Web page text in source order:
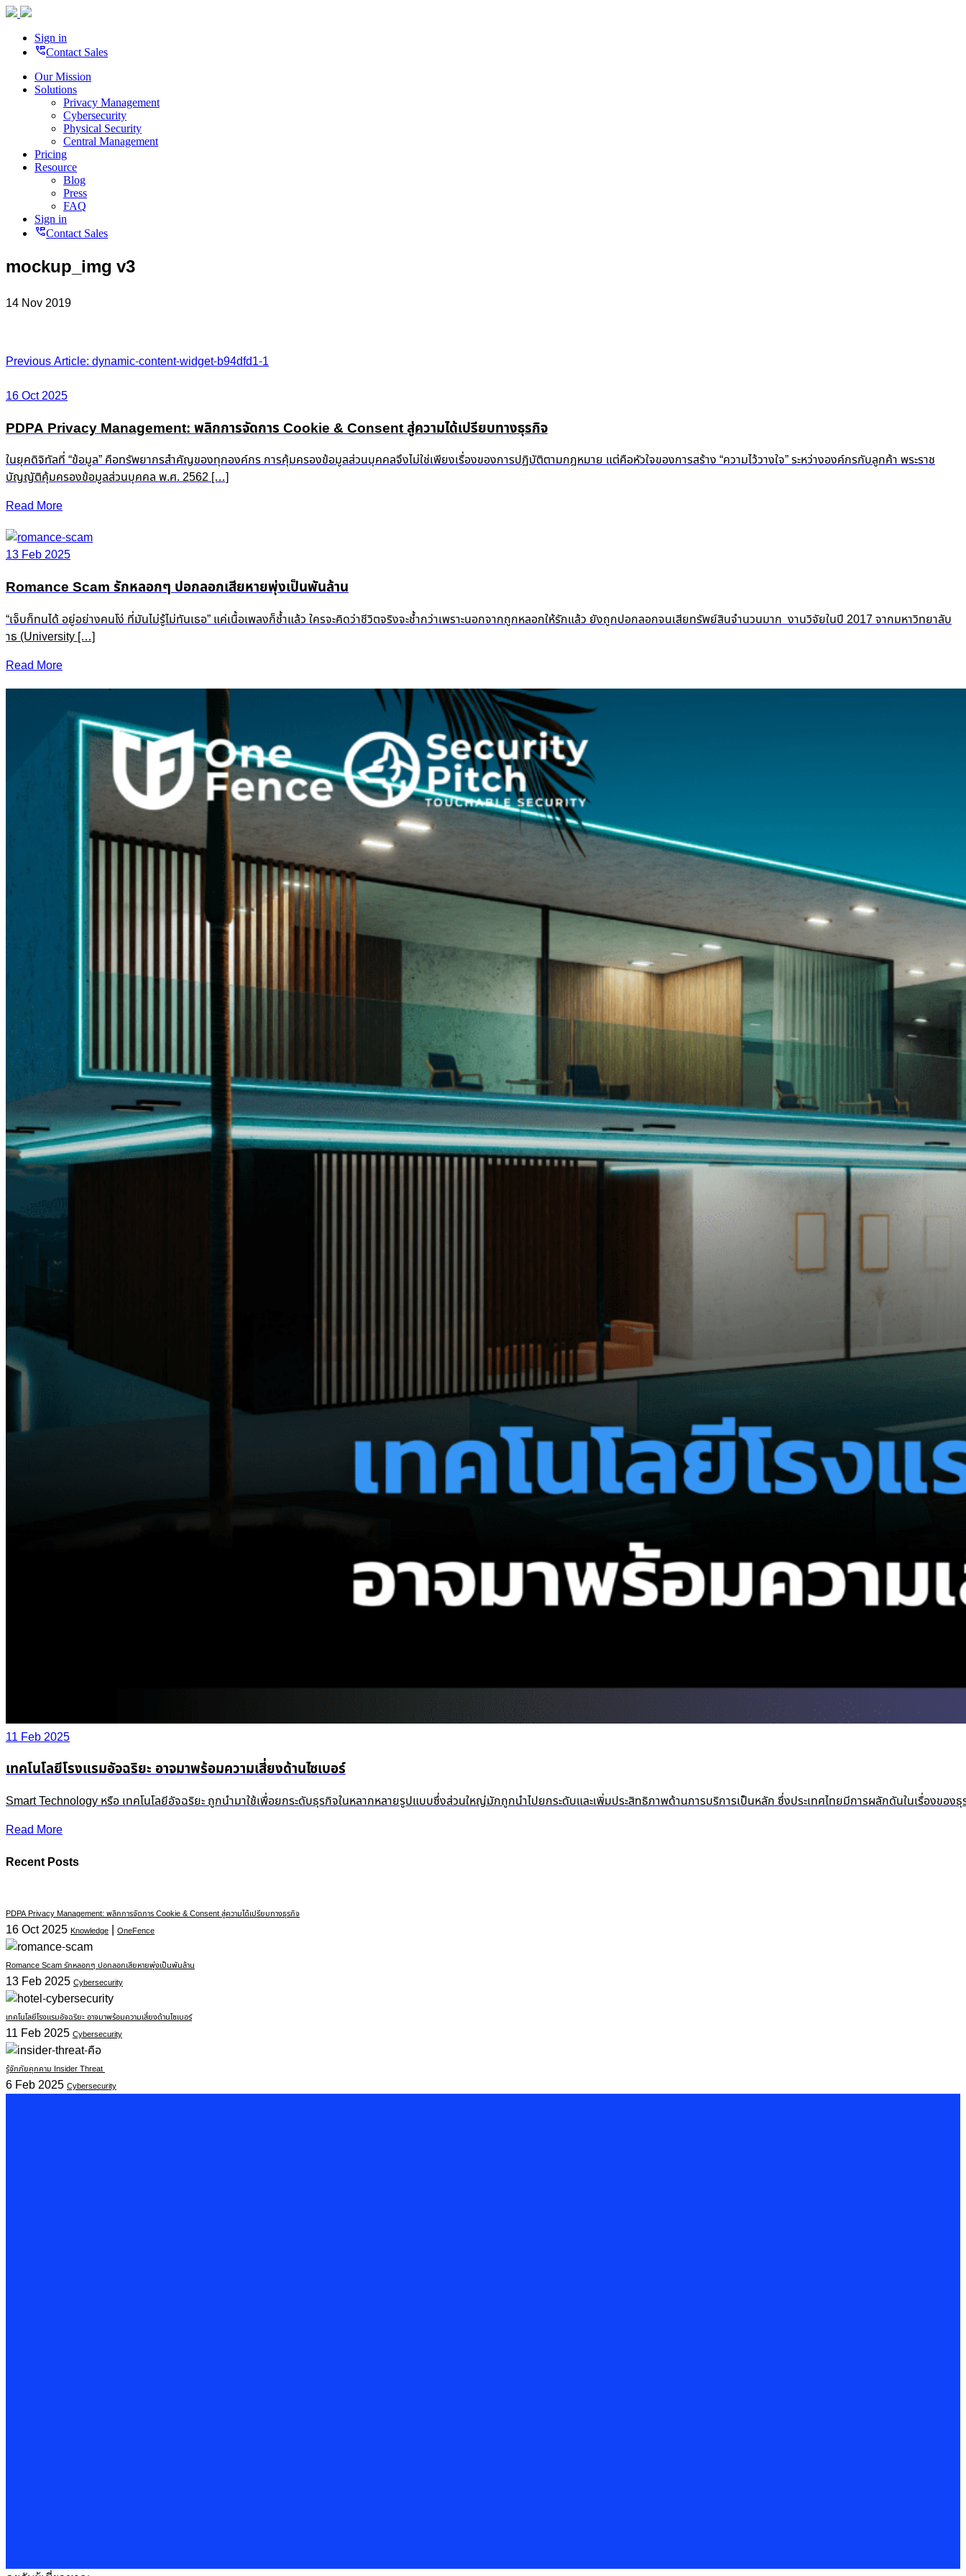
Sign in
perm_phone_msgContact Sales
Our Mission
Solutions
Privacy Management
Cybersecurity
Physical Security
Central Management
Pricing
Resource
Blog
Press
FAQ
Sign in
perm_phone_msgContact Sales
mockup_img v3
14 Nov 2019
Post
navigation
Previous Article: dynamic-content-widget-b94dfd1-1
16 Oct 2025
PDPA Privacy Management: พลิกการจัดการ Cookie & Consent สู่ความได้เปรียบทางธุรกิจ
ในยุคดิจิทัลที่ “ข้อมูล” คือทรัพยากรสำคัญของทุกองค์กร การคุ้มครองข้อมูลส่วนบุคคลจึงไม่ใช่เพียงเรื่องของการปฏิบัติตามกฎหมาย แต่คือหัวใจของการสร้าง “ความไว้วางใจ” ระหว่างองค์กรกับลูกค้า พระราช
บัญญัติคุ้มครองข้อมูลส่วนบุคคล พ.ศ. 2562 […]
Read More
13 Feb 2025
Romance Scam รักหลอกๆ ปอกลอกเสียหายพุ่งเป็นพันล้าน
“เจ็บก็ทนได้ อยู่อย่างคนโง่ ที่มันไม่รู้ไม่ทันเธอ” แค่เนื้อเพลงก็ช้ำแล้ว ใครจะคิดว่าชีวิตจริงจะช้ำกว่าเพราะนอกจากถูกหลอกให้รักแล้ว ยังถูกปอกลอกจนเสียทรัพย์สินจำนวนมาก งานวิจัยในปี 2017 จากมหาวิทยาลับ
าธ (University […]
Read More
11 Feb 2025
เทคโนโลยีโรงแรมอัจฉริยะ อาจมาพร้อมความเสี่ยงด้านไซเบอร์
Smart Technology หรือ เทคโนโลยีอัจฉริยะ ถูกนำมาใช้เพื่อยกระดับธุรกิจในหลากหลายรูปแบบซึ่งส่วนใหญ่มักถูกนำไปยกระดับและเพิ่มประสิทธิภาพด้านการบริการเป็นหลัก ซึ่งประเทศไทยมีการผลักดันในเรื่องขอ
Read More
Recent Posts
PDPA Privacy Management: พลิกการจัดการ Cookie & Consent สู่ความได้เปรียบทางธุรกิจ
16 Oct 2025 Knowledge | OneFence
Romance Scam รักหลอกๆ ปอกลอกเสียหายพุ่งเป็นพันล้าน
13 Feb 2025 Cybersecurity
เทคโนโลยีโรงแรมอัจฉริยะ อาจมาพร้อมความเสี่ยงด้านไซเบอร์
11 Feb 2025 Cybersecurity
รู้จักภัยคุกคาม Insider Threat
6 Feb 2025 Cybersecurity